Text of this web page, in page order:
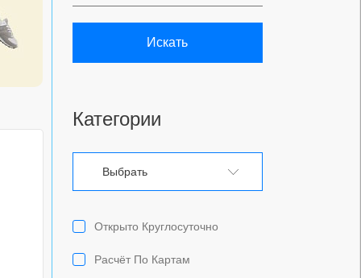
Искать
Категории
Выбрать
Открыто Круглосуточно
Расчёт По Картам